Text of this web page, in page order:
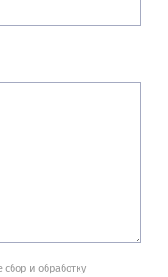
и обработку